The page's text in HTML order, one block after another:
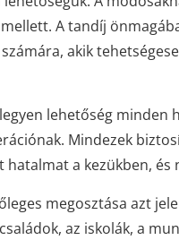
A tandíj
akik
lehetőség
Mindezek
a kezükben,
megosztása azt
az iskolák, a